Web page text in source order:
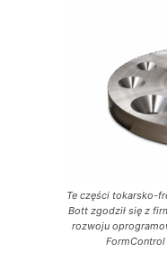
Te części tokarsko-
Bott zgodził się z
rozwoju